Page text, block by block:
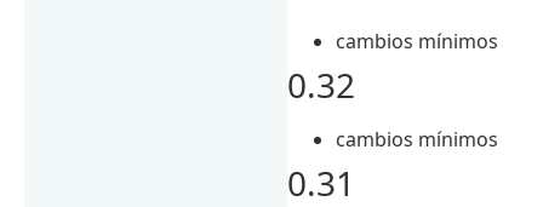
cambios mínimos
0.32
cambios mínimos
0.31